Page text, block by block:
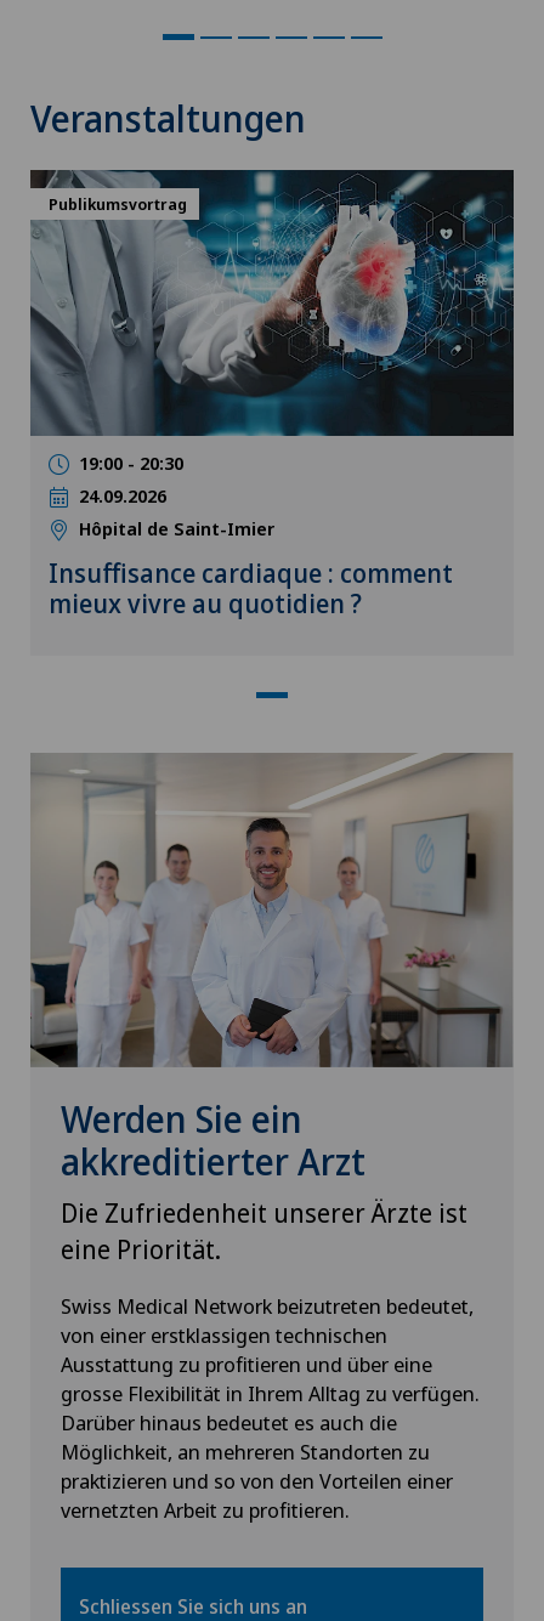
Veranstaltungen
Publikumsvortrag
19:00 - 20:30
24.09.2026
Hôpital de Saint-Imier
Insuffisance cardiaque : comment
mieux vivre au quotidien ?
Werden Sie ein
akkreditierter Arzt
Die Zufriedenheit unserer Ärzte ist
eine Priorität.
Swiss Medical Network beizutreten bedeutet,
von einer erstklassigen technischen
Ausstattung zu profitieren und über eine
grosse Flexibilität in Ihrem Alltag zu verfügen.
Darüber hinaus bedeutet es auch die
Möglichkeit, an mehreren Standorten zu
praktizieren und so von den Vorteilen einer
vernetzten Arbeit zu profitieren.
Schliessen Sie sich uns an